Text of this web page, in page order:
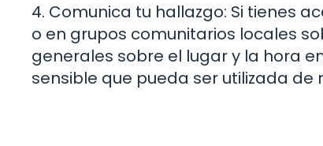
4. Comunica tu hallazgo: Si tienes
o en grupos comunitarios locales
generales sobre el lugar y la hora
sensible que pueda ser utilizada de